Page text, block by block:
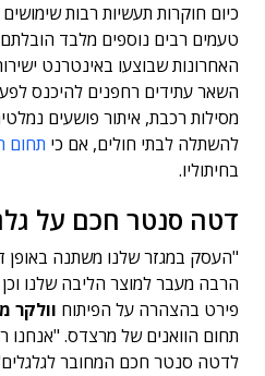
כיום חוקרות תעשיות רבות
טעמים רבים נוספים מלבד
האחרונות שבוצעו באינטרנט
השאר עתידים רחפנים להיכנס
מסילות רכבת, איתור פושעים
להשתלה לבתי חולים, אם כי תחום
בחיתוליו.
דטה סנטר חכם על
"העסק במגזר שלנו משתנה באופן
הרבה מעבר למוצר הליבה שלנו
פירט בהצהרה על הפיתוח וולקר
תחום הוואנים של מרצדס. "אנחנו
לדטה סנטר חכם המחובר